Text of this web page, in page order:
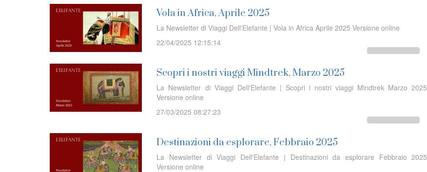
Vola in Africa, Aprile 2025
La Newsletter di Viaggi Dell'Elefante | Vola in Africa Aprile 2025 Versione online
22/04/2025 12:15:14
Scopri i nostri viaggi Mindtrek, Marzo 2025
La Newsletter di Viaggi Dell'Elefante | Scopri i nostri viaggi Mindtrek Marzo 2025
Versione online
27/03/2025 08:27:23
Destinazioni da esplorare, Febbraio 2025
La Newsletter di Viaggi Dell'Elefante | Destinazioni da esplorare Febbraio 2025
Versione online